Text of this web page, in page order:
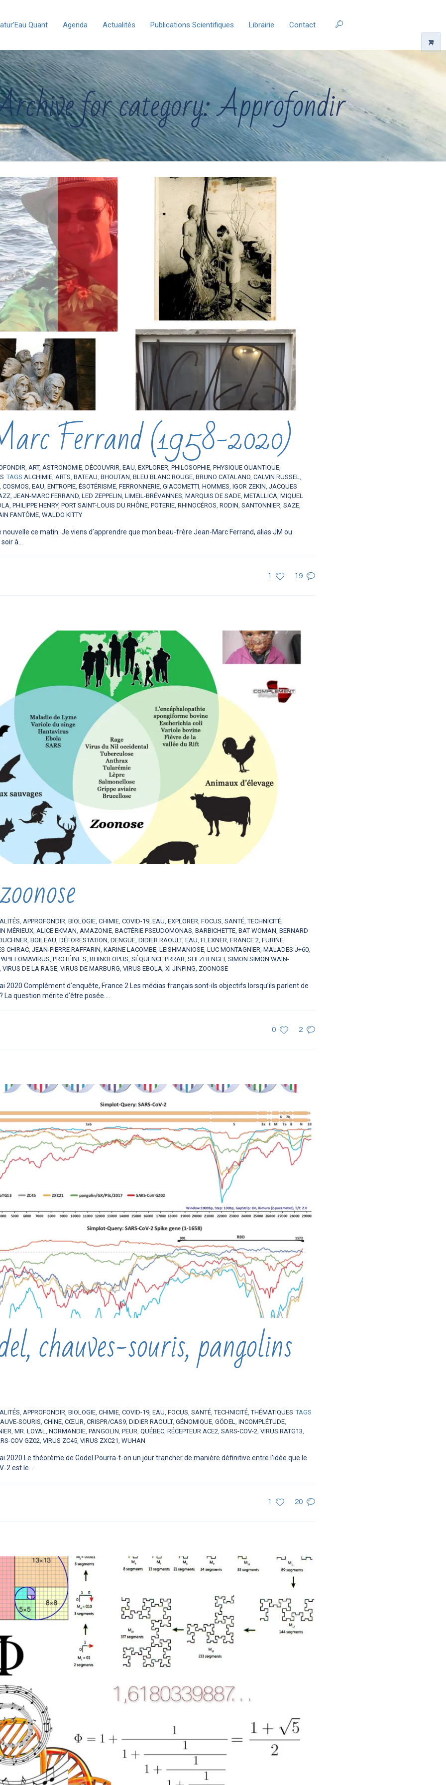
Quant Agenda Actualités Publications Scientifiques Librairie Contact
for category: Approfondir
Ferrand (1958-2020)
, ART, ASTRONOMIE, DÉCOUVRIR, EAU, EXPLORER, PHILOSOPHIE, PHYSIQUE QUANTIQUE,
TAGS ALCHIMIE, ARTS, BATEAU, BHOUTAN, BLEU BLANC ROUGE, BRUNO CATALANO, CALVIN RUSSEL,
, COSMOS, EAU, ENTROPIE, ÉSOTÉRISME, FERRONNERIE, GIACOMETTI, HOMMES, IGOR ZEKIN, JACQUES
, JEAN-MARC FERRAND, LED ZEPPELIN, LIMEIL-BRÉVANNES, MARQUIS DE SADE, METALLICA, MIQUEL
, PHILIPPE HENRY, PORT SAINT-LOUIS DU RHÔNE, POTERIE, RHINOCÉROS, RODIN, SANTONNIER, SAZE,
FANTÔME, WALDO KITTY
ce matin. Je viens d’apprendre que mon beau-frère Jean-Marc Ferrand, alias JM ou
à...
1 19
, APPROFONDIR, BIOLOGIE, CHIMIE, COVID-19, EAU, EXPLORER, FOCUS, SANTÉ,TECHNICITÉ,
MÉRIEUX, ALICE EKMAN, AMAZONIE, BACTÉRIE PSEUDOMONAS, BARBICHETTE, BAT WOMAN, BERNARD
, BOILEAU, DÉFORESTATION, DENGUE, DIDIER RAOULT, EAU, FLEXNER, FRANCE 2, FURINE,
CHIRAC, JEAN-PIERRE RAFFARIN, KARINE LACOMBE, LEISHMANIOSE, LUC MONTAGNIER, MALADES J+60,
, PROTÉINE S, RHINOLOPUS, SÉQUENCE PRRAR, SHI ZHENGLI, SIMON SIMON WAIN-
, VIRUS DE LA RAGE, VIRUS DE MARBURG, VIRUS EBOLA, XI JINPING, ZOONOSE
2020 Complément d’enquête, France 2 Les médias français sont-ils objectifs lorsqu’ils parlent de
La question mérite d’être posée....
0 2
chauves-souris, pangolins
, APPROFONDIR, BIOLOGIE, CHIMIE, COVID-19, EAU, FOCUS, SANTÉ,TECHNICITÉ,THÉMATIQUES TAGS
SOURIS, CHINE, CŒUR, CRISPR/CAS9, DIDIER RAOULT, GÉNOMIQUE, GÖDEL, INCOMPLÉTUDE,
, MR. LOYAL, NORMANDIE, PANGOLIN, PEUR, QUÉBEC, RÉCEPTEUR ACE2, SARS-COV-2, VIRUS RATG13,
COV GZ02, VIRUS ZC45, VIRUS ZXC21, WUHAN
2020 Le théorème de Gödel Pourra-t-on un jour trancher de manière définitive entre l’idée que le
2 est le...
1 20